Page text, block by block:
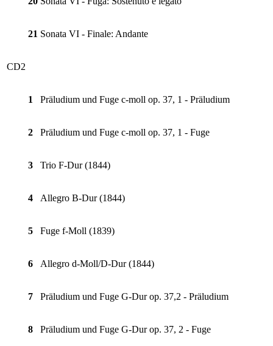
21 Sonata VI - Finale: Andante
CD2
1 Präludium und Fuge c-moll op. 37, 1 - Präludium
2 Präludium und Fuge c-moll op. 37, 1 - Fuge
3 Trio F-Dur (1844)
4 Allegro B-Dur (1844)
5 Fuge f-Moll (1839)
6 Allegro d-Moll/D-Dur (1844)
7 Präludium und Fuge G-Dur op. 37,2 - Präludium
8 Präludium und Fuge G-Dur op. 37, 2 - Fuge